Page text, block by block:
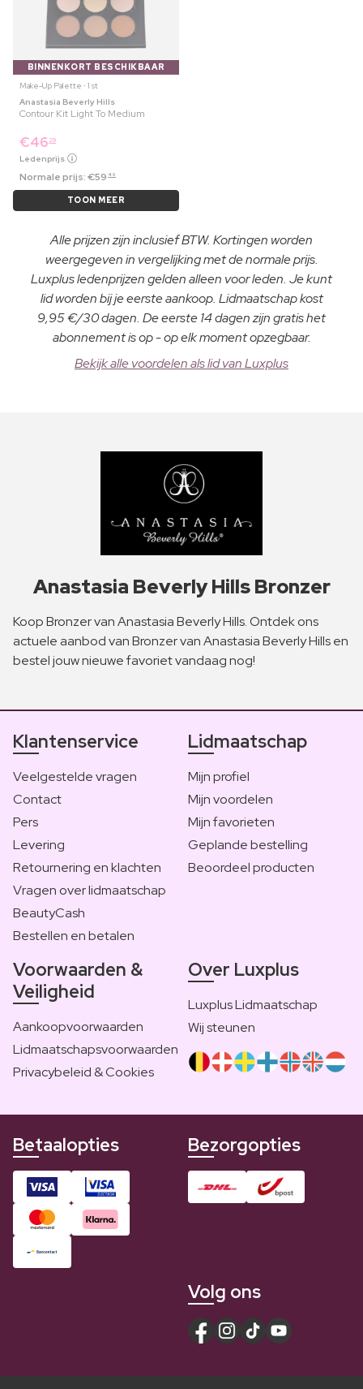
BINNENKORT BESCHIKBAAR
Make-Up Palette ⋅ 1 st
Anastasia Beverly Hills
Contour Kit Light To Medium
€46 29
Ledenprijs
Normale prijs:€59 49
TOON MEER
Alle prijzen zijn inclusief BTW. Kortingen worden
weergegeven in vergelijking met de normale prijs.
Luxplus ledenprijzen gelden alleen voor leden. Je kunt
lid worden bij je eerste aankoop. Lidmaatschap kost
9,95 €/30 dagen. De eerste 14 dagen zijn gratis het
abonnement is op - op elk moment opzegbaar.
Bekijk alle voordelen als lid van Luxplus
Anastasia Beverly Hills Bronzer
Koop Bronzer van Anastasia Beverly Hills. Ontdek ons
actuele aanbod van Bronzer van Anastasia Beverly Hills en
bestel jouw nieuwe favoriet vandaag nog!
Klantenservice
Veelgestelde vragen
Contact
Pers
Levering
Retournering en klachten
Vragen over lidmaatschap
BeautyCash
Bestellen en betalen
Lidmaatschap
Mijn profiel
Mijn voordelen
Mijn favorieten
Geplande bestelling
Beoordeel producten
Voorwaarden &
Veiligheid
Aankoopvoorwaarden
Lidmaatschapsvoorwaarden
Privacybeleid & Cookies
Over Luxplus
Luxplus Lidmaatschap
Wij steunen
Betaalopties Bezorgopties
Volg ons